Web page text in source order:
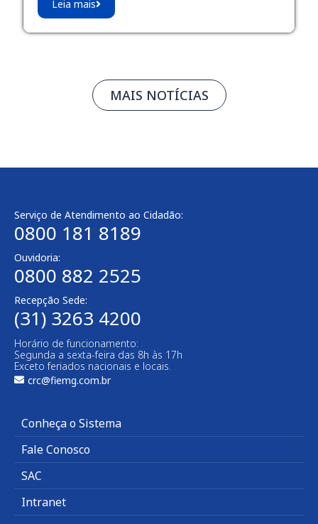
Leia mais
MAIS NOTÍCIAS
Serviço de Atendimento ao Cidadão:
0800 181 8189
Ouvidoria:
0800 882 2525
Recepção Sede:
(31) 3263 4200
Horário de funcionamento:
Segunda a sexta-feira das 8h às 17h
Exceto feriados nacionais e locais.
crc@fiemg.com.br
Conheça o Sistema
Fale Conosco
SAC
Intranet